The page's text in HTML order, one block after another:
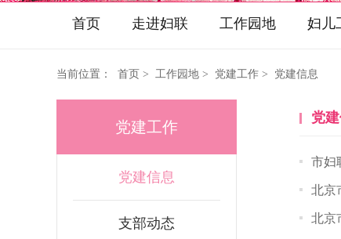
首页 走进妇联 工作园地 妇儿
当前位置： 首页 > 工作园地 > 党建工作 > 党建信息
党建工作
党建信息
支部动态
党
市妇
北京
北京